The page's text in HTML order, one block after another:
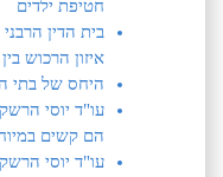
חטיפת ילדים
בית הדין
איזון הרכוש בין
היחס של בתי
הם קשים
עו"ד יוסי